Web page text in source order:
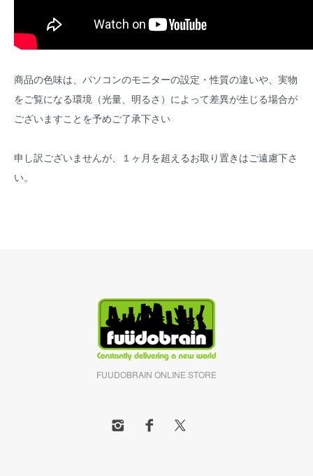
商品の色味は、パソコンのモニターの設定・性質の違いや、実物
をご覧になる環境（光量、明るさ）によって差異が生じる場合が
ございますことを予めご了承下さい
申し訳ございませんが、１ヶ月を超えるお取り置きはご遠慮下さ
い。
FUUDOBRAIN ONLINE STORE